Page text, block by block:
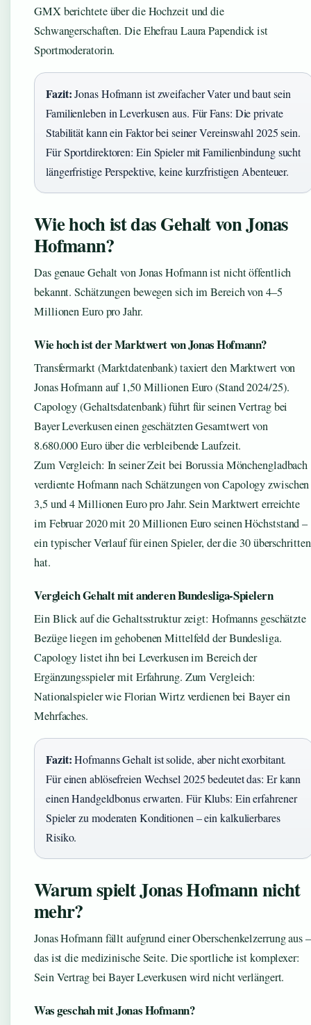
GMX berichtete über die Hochzeit und die
Schwangerschaften. Die Ehefrau Laura Papendick ist
Sportmoderatorin.
Fazit:Jonas Hofmann ist zweifacher Vater und baut sein
Familienleben in Leverkusen aus. Für Fans: Die private
Stabilität kann ein Faktor bei seiner Vereinswahl 2025 sein.
Für Sportdirektoren: Ein Spieler mit Familienbindung sucht
längerfristige Perspektive, keine kurzfristigen Abenteuer.
Wie hoch ist das Gehalt von Jonas
Hofmann?
Das genaue Gehalt von Jonas Hofmann ist nicht öffentlich
bekannt. Schätzungen bewegen sich im Bereich von 4–5
Millionen Euro pro Jahr.
Wie hoch ist der Marktwert von Jonas Hofmann?
Transfermarkt (Marktdatenbank) taxiert den Marktwert von
Jonas Hofmann auf 1,50 Millionen Euro (Stand 2024/25).
Capology (Gehaltsdatenbank) führt für seinen Vertrag bei
Bayer Leverkusen einen geschätzten Gesamtwert von
8.680.000 Euro über die verbleibende Laufzeit.
Zum Vergleich: In seiner Zeit bei Borussia Mönchengladbach
verdiente Hofmann nach Schätzungen von Capology zwischen
3,5 und 4 Millionen Euro pro Jahr. Sein Marktwert erreichte
im Februar 2020 mit 20 Millionen Euro seinen Höchststand –
ein typischer Verlauf für einen Spieler, der die 30 überschritten
hat.
Vergleich Gehalt mit anderen Bundesliga-Spielern
Ein Blick auf die Gehaltsstruktur zeigt: Hofmanns geschätzte
Bezüge liegen im gehobenen Mittelfeld der Bundesliga.
Capology listet ihn bei Leverkusen im Bereich der
Ergänzungsspieler mit Erfahrung. Zum Vergleich:
Nationalspieler wie Florian Wirtz verdienen bei Bayer ein
Mehrfaches.
Fazit:Hofmanns Gehalt ist solide, aber nicht exorbitant.
Für einen ablösefreien Wechsel 2025 bedeutet das: Er kann
einen Handgeldbonus erwarten. Für Klubs: Ein erfahrener
Spieler zu moderaten Konditionen – ein kalkulierbares
Risiko.
Warum spielt Jonas Hofmann nicht
mehr?
Jonas Hofmann fällt aufgrund einer Oberschenkelzerrung aus –
das ist die medizinische Seite. Die sportliche ist komplexer:
Sein Vertrag bei Bayer Leverkusen wird nicht verlängert.
Was geschah mit Jonas Hofmann?